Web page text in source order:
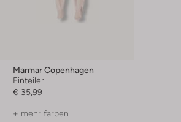
Marmar Copenhagen
Einteiler
€ 35,99
+ mehr farben